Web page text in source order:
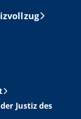
Justiz des